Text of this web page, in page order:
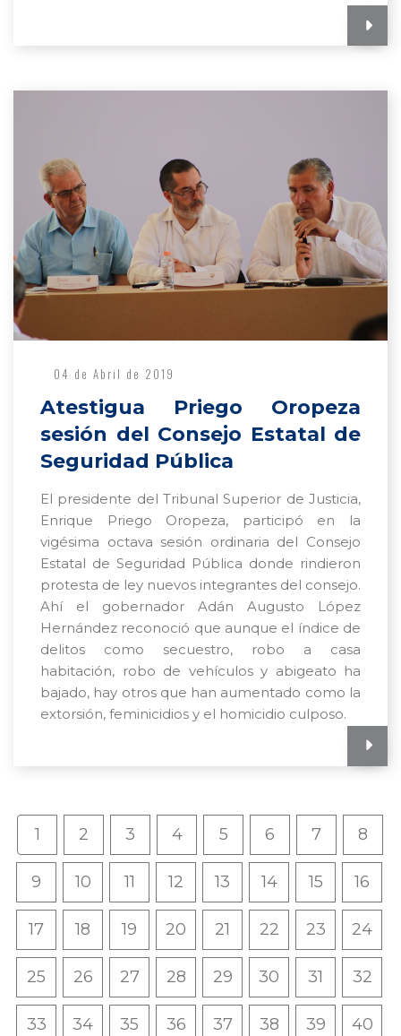
04 de Abril de 2019
Atestigua Priego Oropeza
sesión del Consejo Estatal de
Seguridad Pública
El presidente del Tribunal Superior de Justicia,
Enrique Priego Oropeza, participó en la
vigésima octava sesión ordinaria del Consejo
Estatal de Seguridad Pública donde rindieron
protesta de ley nuevos integrantes del consejo.
Ahí el gobernador Adán Augusto López
Hernández reconoció que aunque el índice de
delitos como secuestro, robo a casa
habitación, robo de vehículos y abigeato ha
bajado, hay otros que han aumentado como la
extorsión, feminicidios y el homicidio culposo.
1 2 3 4 5 6 7 8
9 10 11 12 13 14 15 16
17 18 19 20 21 22 23 24
25 26 27 28 29 30 31 32
33 34 35 36 37 38 39 40